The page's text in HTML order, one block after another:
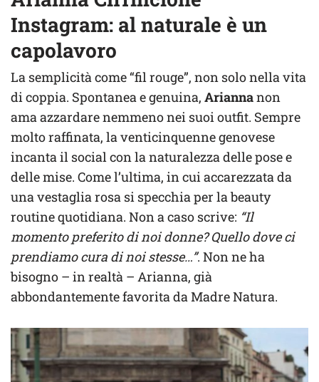
Instagram: al naturale è un
capolavoro
La semplicità come “fil rouge”, non solo nella vita
di coppia. Spontanea e genuina, Ariannanon
ama azzardare nemmeno nei suoi outfit. Sempre
molto raffinata, la venticinquenne genovese
incanta il social con la naturalezza delle pose e
delle mise. Come l’ultima, in cui accarezzata da
una vestaglia rosa si specchia per la beauty
routine quotidiana. Non a caso scrive: “Il
momento preferito di noi donne? Quello dove ci
prendiamo cura di noi stesse…”. Non ne ha
bisogno – in realtà – Arianna, già
abbondantemente favorita da Madre Natura.